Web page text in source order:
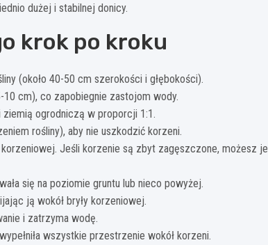
dużej i stabilnej donicy.
krok po kroku
(około 40-50 cm szerokości i głębokości).
10 cm), co zapobiegnie zastojom wody.
ogrodniczą w proporcji 1:1.
rośliny), aby nie uszkodzić korzeni.
Jeśli korzenie są zbyt zagęszczone, możesz je
się na poziomie gruntu lub nieco powyżej.
ją wokół bryły korzeniowej.
i zatrzyma wodę.
wszystkie przestrzenie wokół korzeni.